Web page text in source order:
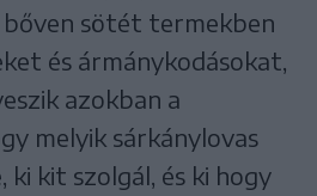
sötét termekben
és ármánykodásokat,
azokban a
melyik sárkánylovas
ki kit szolgál, és ki hogy